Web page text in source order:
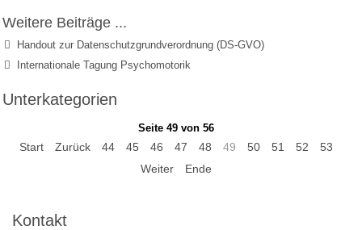
Weitere Beiträge ...
Handout zur Datenschutzgrundverordnung (DS-GVO)
Internationale Tagung Psychomotorik
Unterkategorien
Seite 49 von 56
Start Zurück 44 45 46 47 48 49 50 51 52
53
Weiter
Ende
Kontakt